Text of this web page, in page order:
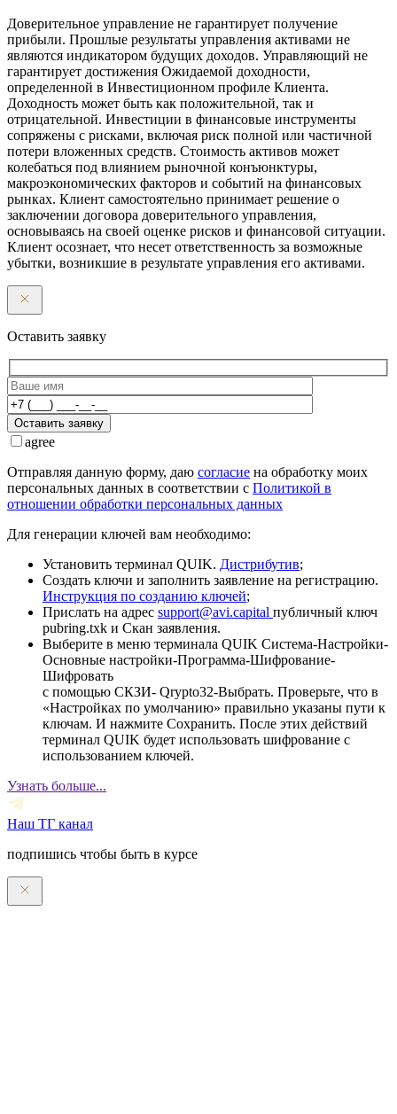
Доверительное управление не гарантирует получение
прибыли. Прошлые результаты управления активами не
являются индикатором будущих доходов. Управляющий не
гарантирует достижения Ожидаемой доходности,
определенной в Инвестиционном профиле Клиента.
Доходность может быть как положительной, так и
отрицательной. Инвестиции в финансовые инструменты
сопряжены с рисками, включая риск полной или частичной
потери вложенных средств. Стоимость активов может
колебаться под влиянием рыночной конъюнктуры,
макроэкономических факторов и событий на финансовых
рынках. Клиент самостоятельно принимает решение о
заключении договора доверительного управления,
основываясь на своей оценке рисков и финансовой ситуации.
Клиент осознает, что несет ответственность за возможные
убытки, возникшие в результате управления его активами.
Оставить заявку
Оставить заявку
agree
Отправляя данную форму, даю согласие на обработку моих
персональных данных в соответствии с Политикой в
отношении обработки персональных данных
Для генерации ключей вам необходимо:
Установить терминал QUIK. Дистрибутив;
Создать ключи и заполнить заявление на регистрацию.
Инструкция по созданию ключей;
Прислать на адрес support@avi.capital публичный ключ
pubring.txk и Скан заявления.
Выберите в меню терминала QUIK Система-Настройки-
Основные настройки-Программа-Шифрование-
Шифровать
с помощью СКЗИ- Qrypto32-Выбрать. Проверьте, что в
«Настройках по умолчанию» правильно указаны пути к
ключам. И нажмите Сохранить. После этих действий
терминал QUIK будет использовать шифрование с
использованием ключей.
Узнать больше...
Наш ТГ канал
подпишись чтобы быть в курсе